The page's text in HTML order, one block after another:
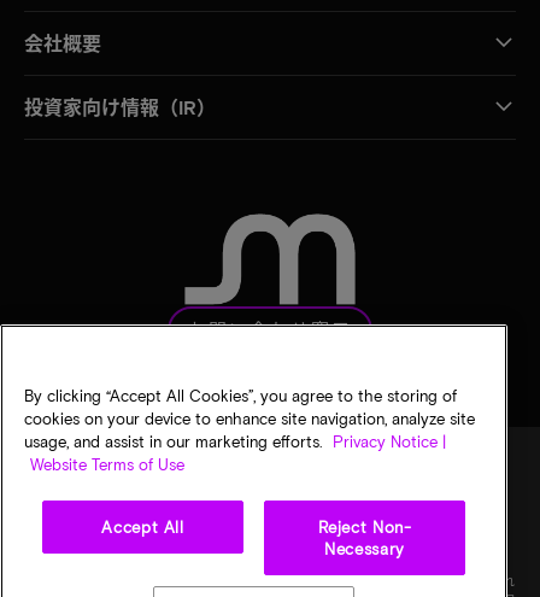
会社概要
投資家向け情報（IR）
お問い合わせ窓口
マイクロンのプライバシー通知 販売条件
Micron Technology, Inc. All rights reserved. 情報、製品、仕様は予告なく変更され
By clicking “Accept All Cookies”, you agree to the storing of
cookies on your device to enhance site navigation, analyze site
usage, and assist in our marketing efforts.
Privacy Notice |
Website Terms of Use
Accept All
Reject Non-
Necessary